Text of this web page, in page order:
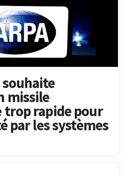
souhaite
missile
trop rapide pour
par les systèmes